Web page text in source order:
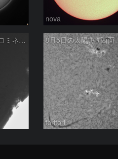
nova
8月5日の太陽②（プロミネンス北東縁 ）
toritori